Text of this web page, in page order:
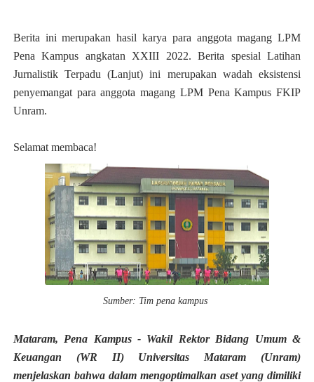
Berita ini merupakan hasil karya para anggota magang LPM
Pena Kampus angkatan XXIII 2022. Berita spesial Latihan
Jurnalistik Terpadu (Lanjut) ini merupakan wadah eksistensi
penyemangat para anggota magang LPM Pena Kampus FKIP
Unram.
Selamat membaca!
Sumber: Tim pena kampus
Mataram, Pena Kampus - Wakil Rektor Bidang Umum &
Keuangan (WR II) Universitas Mataram (Unram)
menjelaskan bahwa dalam mengoptimalkan aset yang dimiliki